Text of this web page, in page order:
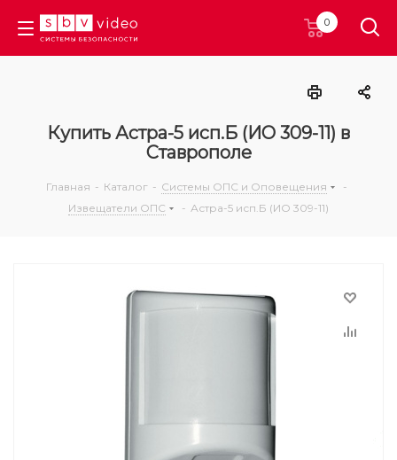
0
Купить Астра-5 исп.Б (ИО 309-11) в
Ставрополе
Главная - Каталог - Системы ОПС и Оповещения
-
Извещатели ОПС
- Астра-5 исп.Б (ИО 309-11)